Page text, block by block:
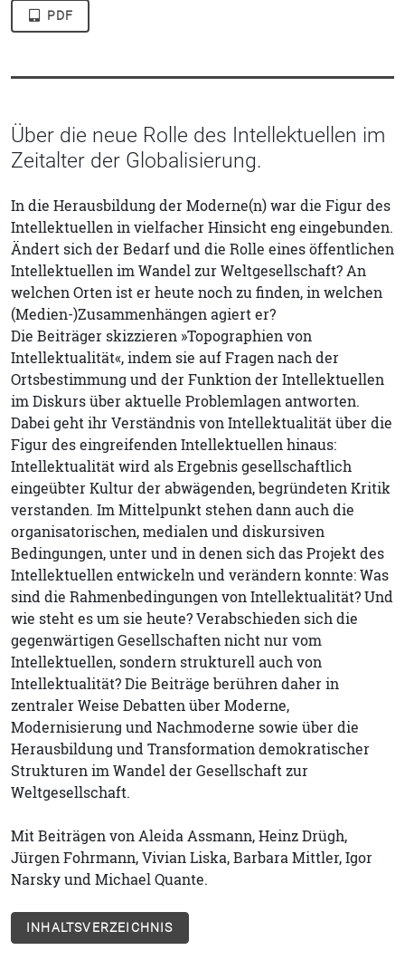
PDF
Über die neue Rolle des Intellektuellen im
Zeitalter der Globalisierung.
In die Herausbildung der Moderne(n) war die Figur des
Intellektuellen in vielfacher Hinsicht eng eingebunden.
Ändert sich der Bedarf und die Rolle eines öffentlichen
Intellektuellen im Wandel zur Weltgesellschaft? An
welchen Orten ist er heute noch zu finden, in welchen
(Medien-)Zusammenhängen agiert er?
Die Beiträger skizzieren »Topographien von
Intellektualität«, indem sie auf Fragen nach der
Ortsbestimmung und der Funktion der Intellektuellen
im Diskurs über aktuelle Problemlagen antworten.
Dabei geht ihr Verständnis von Intellektualität über die
Figur des eingreifenden Intellektuellen hinaus:
Intellektualität wird als Ergebnis gesellschaftlich
eingeübter Kultur der abwägenden, begründeten Kritik
verstanden. Im Mittelpunkt stehen dann auch die
organisatorischen, medialen und diskursiven
Bedingungen, unter und in denen sich das Projekt des
Intellektuellen entwickeln und verändern konnte: Was
sind die Rahmenbedingungen von Intellektualität? Und
wie steht es um sie heute? Verabschieden sich die
gegenwärtigen Gesellschaften nicht nur vom
Intellektuellen, sondern strukturell auch von
Intellektualität? Die Beiträge berühren daher in
zentraler Weise Debatten über Moderne,
Modernisierung und Nachmoderne sowie über die
Herausbildung und Transformation demokratischer
Strukturen im Wandel der Gesellschaft zur
Weltgesellschaft.
Mit Beiträgen von Aleida Assmann, Heinz Drügh,
Jürgen Fohrmann, Vivian Liska, Barbara Mittler, Igor
Narsky und Michael Quante.
INHALTSVERZEICHNIS